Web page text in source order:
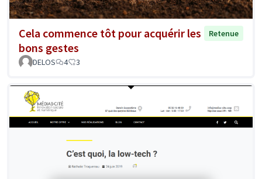
Cela commence tôt pour acquérir les
bons gestes
Retenue
DELOS 4 3